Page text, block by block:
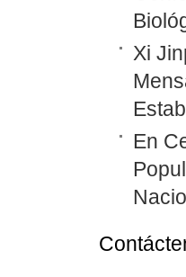
Xi
En